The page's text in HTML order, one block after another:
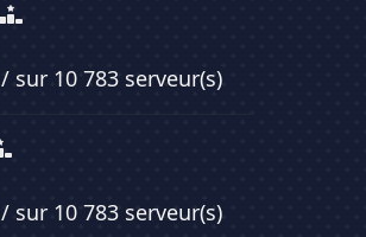
/ sur 10 783 serveur(s)
/ sur 10 783 serveur(s)